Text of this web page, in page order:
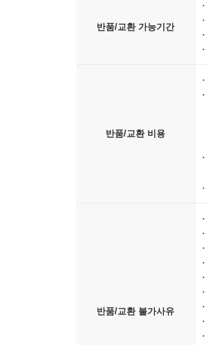
반품/교환 가능기간
반품/교환 비용
반품/교환 불가사유